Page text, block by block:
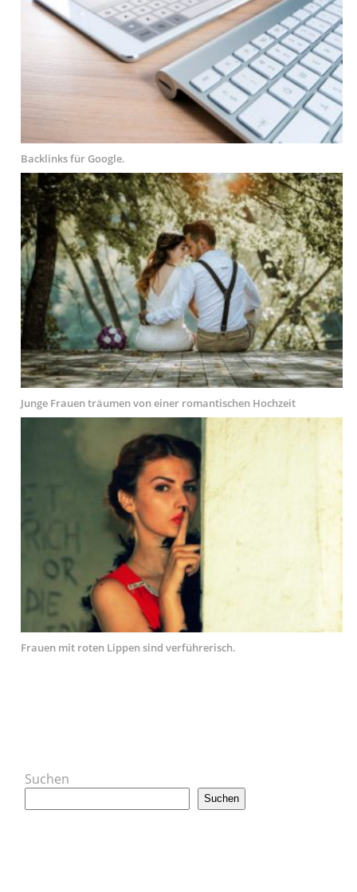
Backlinks für Google.
Junge Frauen träumen von einer romantischen Hochzeit
Frauen mit roten Lippen sind verführerisch.
Suchen
Suchen